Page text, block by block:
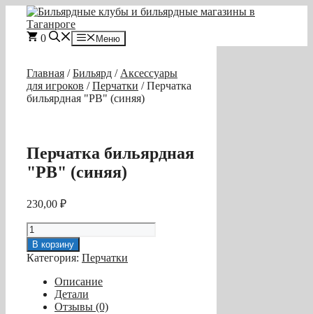
Перейти
содержимому
0 Меню
Главная /Бильярд / Аксессуары
для игроков /Перчатки / Перчатка
бильярдная "PB" (синяя)
Перчатка бильярдная
"PB" (синяя)
230,00 ₽
Количество
товара
Перчатка
бильярдная
"PB"
(синяя)
В корзину
Категория: Перчатки
Описание
Детали
Отзывы (0)